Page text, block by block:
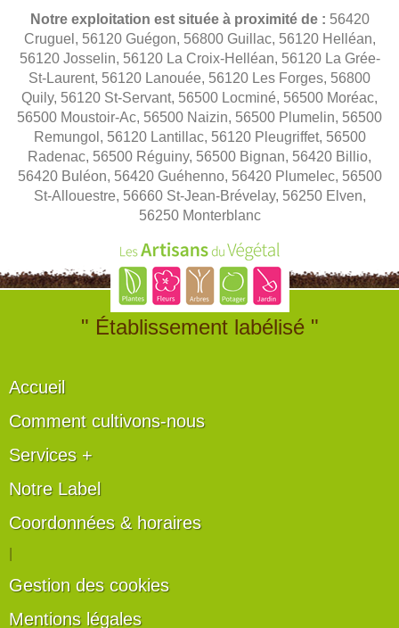
Notre exploitation est située à proximité de : 56420
Cruguel, 56120 Guégon, 56800 Guillac, 56120 Helléan,
56120 Josselin, 56120 La Croix-Helléan, 56120 La Grée-
St-Laurent, 56120 Lanouée, 56120 Les Forges, 56800
Quily, 56120 St-Servant, 56500 Locminé, 56500 Moréac,
56500 Moustoir-Ac, 56500 Naizin, 56500 Plumelin, 56500
Remungol, 56120 Lantillac, 56120 Pleugriffet, 56500
Radenac, 56500 Réguiny, 56500 Bignan, 56420 Billio,
56420 Buléon, 56420 Guéhenno, 56420 Plumelec, 56500
St-Allouestre, 56660 St-Jean-Brévelay, 56250 Elven,
56250 Monterblanc
" Établissement labélisé "
Accueil
Comment cultivons-nous
Services +
Notre Label
Coordonnées & horaires
Gestion des cookies
Mentions légales